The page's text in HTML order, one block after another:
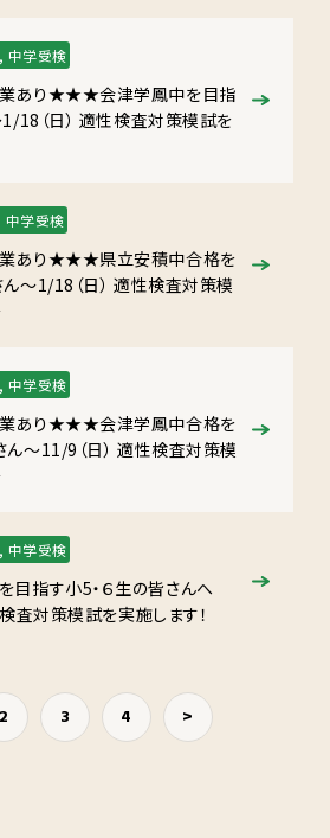
中学受検
あり★★★会津学鳳中を目指
18（日） 適性検査対策模試を
中学受検
あり★★★県立安積中合格を
～1/18（日） 適性検査対策模
中学受検
あり★★★会津学鳳中合格を
ん～11/9（日） 適性検査対策模
中学受検
指す小5・６生の皆さんへ
査対策模試を実施します！
2 3 4 >